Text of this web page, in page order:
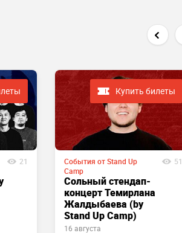
21
Купить билеты
События от Stand Up
Camp
51
Сольный стендап-
концерт Темирлана
Жалдыбаева (by
Stand Up Camp)
16 августа